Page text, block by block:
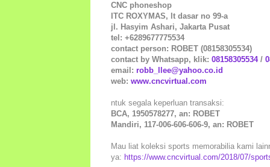
CNC phoneshop
ITC ROXYMAS, lt dasar no 99-a
jl. Hasyim Ashari, Jakarta Pusat
tel: +6289677775534
contact person: ROBET (08158305534)
contact by Whatsapp, klik: 08158305534/
email: robb_llee@yahoo.co.id
web: www.cncvirtual.com
ntuk segala keperluan transaksi:
BCA, 1950578277, an: ROBET
Mandiri, 117-006-606-606-9, an: ROBET
Mau liat koleksi sports memorabilia kami
ya: https://www.cncvirtual.com/2018/07/